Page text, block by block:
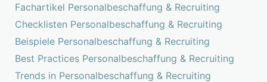
Fachartikel Personalbeschaffung & Recruiting
Checklisten Personalbeschaffung & Recruiting
Beispiele Personalbeschaffung & Recruiting
Best Practices Personalbeschaffung & Recruiting
Trends in Personalbeschaffung & Recruiting